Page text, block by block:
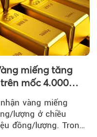
miếng tăng
mốc 4.000
vàng miếng
lượng ở chiều
đồng/lượng. Trong